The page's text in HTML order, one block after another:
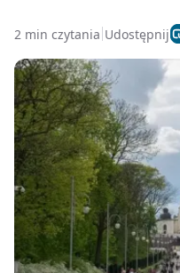
2 min czytania Udostępnij